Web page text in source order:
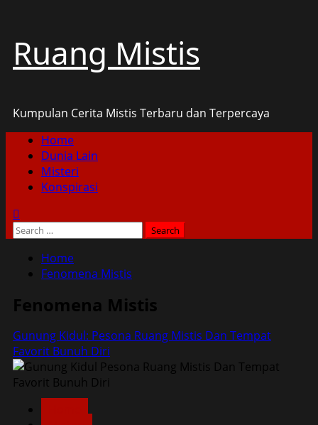
content
Ruang Mistis
Kumpulan Cerita Mistis Terbaru dan Terpercaya
Primary
Menu
Home
Dunia Lain
Misteri
Konspirasi
Search
Home
Fenomena Mistis
Fenomena Mistis
Gunung Kidul: Pesona Ruang Mistis Dan Tempat
Favorit Bunuh Diri